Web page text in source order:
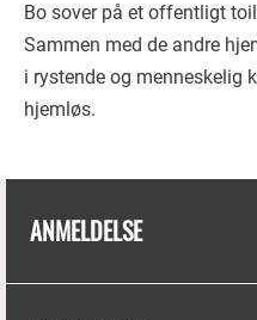
Bo sover på et offentligt
Sammen med de andre
i rystende og menneskelig
hjemløs.
ANMELDELSE